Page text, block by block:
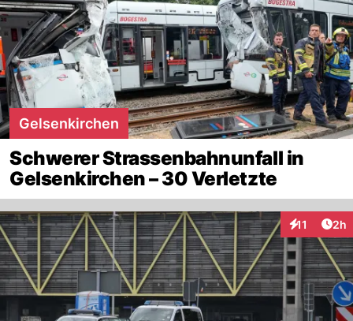
Gelsenkirchen
Schwerer Strassenbahnunfall in
Gelsenkirchen – 30 Verletzte
11 2h